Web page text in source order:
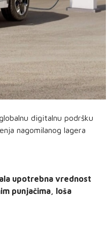
digitalnu podršku
nagomilanog lagera
upotrebna vrednost
punjačima, loša